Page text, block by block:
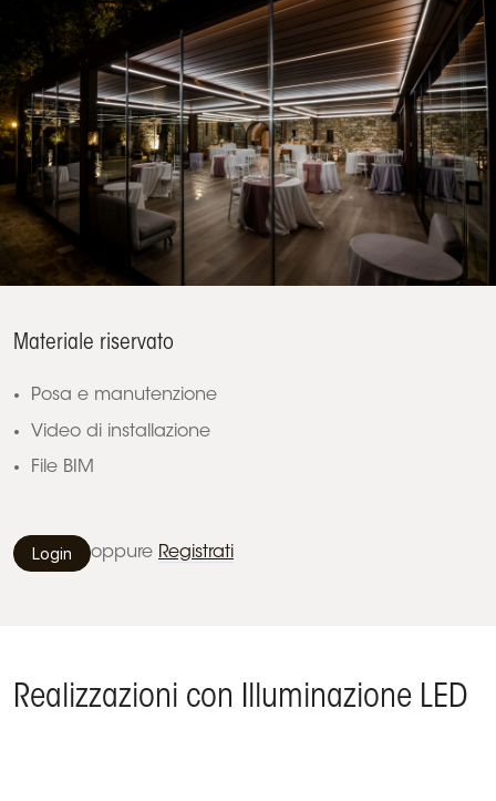
Materiale riservato
Posa e manutenzione
Video di installazione
File BIM
Login oppure Registrati
Realizzazioni con Illuminazione LED